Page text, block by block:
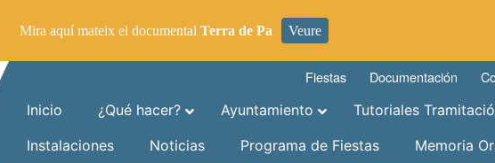
Fiestas Documentación
Inicio
¿Qué hacer? Ayuntamiento
Tutoriales
Instalaciones
Noticias Programa de Fiestas Memoria
Mira aquí mateix el documental Terra de Pa Veure